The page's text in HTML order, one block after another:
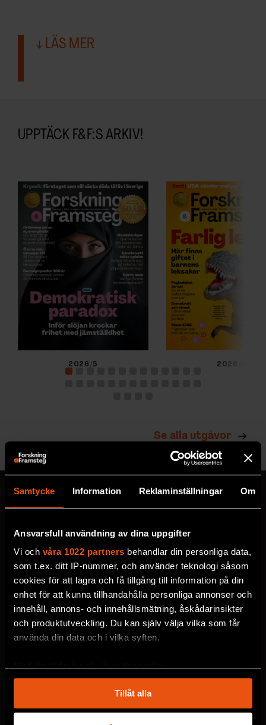
Samtycke Information Reklaminställningar Om
Ansvarsfull användning av dina uppgifter
Vi och våra 1022 partners behandlar din personliga data,
som t.ex. ditt IP-nummer, och använder teknologi såsom
cookies för att lagra och få tillgång till information på din
enhet för att kunna tillhandahålla personliga annonser och
innehåll, annons- och innehållsmätning, åskådarinsikter
och produktutveckling. Du kan själv välja vilka som får
använda din data och i vilka syften.
som kan ha en noggrannhet på upp till flera meter
Identifiera din enhet genom att aktivt skanna den
Tillåt alla
OM F&F
LÄS MER
UPPTÄCK F&F:S ARKIV!
2026/5 2026/4
Se alla utgåvor
MISSA ALDRIG EN NYHET
Prenumerera på F&F:s
nyhetsbrev här!
Välj utskick, ange mejladress och klicka på
prenumereraknappen. Läs om hur vi
behandlardina personuppgifter
VECKOBREV MED NYHETER